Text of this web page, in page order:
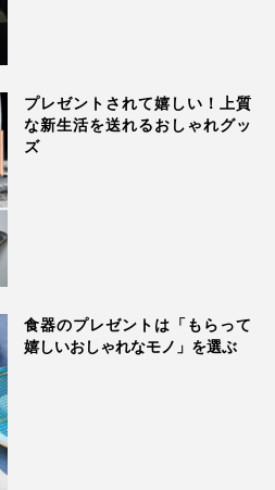
プレゼントされて嬉しい！上質
な新生活を送れるおしゃれグッ
ズ
食器のプレゼントは「もらって
嬉しいおしゃれなモノ」を選ぶ